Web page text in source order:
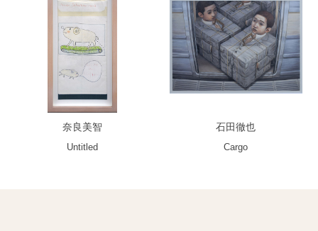
奈良美智
Untitled
石田徹也
Cargo